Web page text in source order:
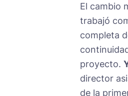
El cambio
trabajó
completa
proyecto.
director
de la